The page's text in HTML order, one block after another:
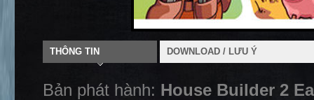
THÔNG TIN DOWNLOAD / LƯU Ý
Bản phát hành: House Builder 2